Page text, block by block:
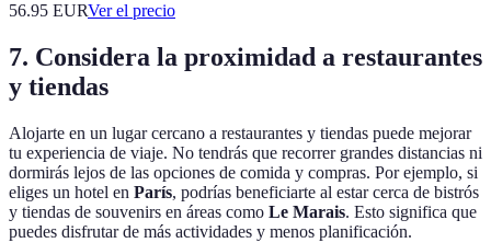
56.95 EURVer el precio
7. Considera la proximidad a restaurantes
y tiendas
Alojarte en un lugar cercano a restaurantes y tiendas puede mejorar
tu experiencia de viaje. No tendrás que recorrer grandes distancias ni
dormirás lejos de las opciones de comida y compras. Por ejemplo, si
eliges un hotel en París, podrías beneficiarte al estar cerca de bistrós
y tiendas de souvenirs en áreas como Le Marais. Esto significa que
puedes disfrutar de más actividades y menos planificación.